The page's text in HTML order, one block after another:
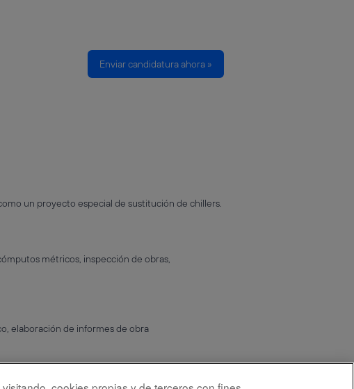
Enviar candidatura ahora »
un proyecto especial de sustitución de chillers.
métricos, inspección de obras,
elaboración de informes de obra
elaboración de informes y presentaciones.